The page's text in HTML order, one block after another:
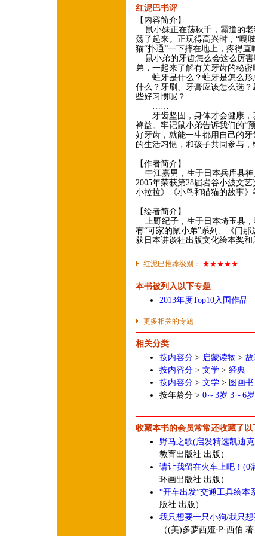
红泥巴书评
【内容简介】
鼠小妹正在荡秋千，霸道的老
荡了起来。正玩得高兴时，“嘎
猫“扑通”一下摔在地上，疼得
鼠小弟的牙齿怎么会这么厉害
弟，一起来了解有关牙齿的秘密
蛀牙是什么？蛀牙是怎么形
什么？牙刷、牙膏应该怎么选
些好习惯呢？
……
牙齿坚固，身体才会健康，
裨益。牢记鼠小弟告诉我们的“
好牙齿，就能一生都用自己的
的生活习惯，和孩子共同参与
【作者简介】
中江嘉男，生于日本兵库县神
2005年荣获第28届岩谷小波文
小拉拉》《小鸟和猫猫的故事
【绘者简介】
上野纪子，生于日本埼玉县，
有“可家的鼠小弟”系列、《门那
获日本讲谈社出版文化绘本奖和
红泥巴推荐级别： ★★★★★
本书被列入以下专题
2013年度Top10入围作品
更多相关的专题
相关分类
按内容分 > 启蒙读物 >
按内容分 > 文学 > 经典
按内容分 > 文学 > 图画书
按年龄分 > 0～3岁 3～6岁
收藏本书的会员常常还收藏了以
野马之歌(启发精选凯迪
教育出版社 出版）
请让我留在火车上吧！(0
环画出版社 出版）
“开车出发”交通工具绘本
版社 出版）
我只想要一只小狗/我只
（(美)多萝西娅·P·西伯